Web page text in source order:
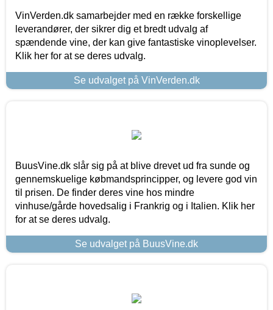
VinVerden.dk samarbejder med en række forskellige
leverandører, der sikrer dig et bredt udvalg af
spændende vine, der kan give fantastiske vinoplevelser.
Klik her for at se deres udvalg.
Se udvalget på VinVerden.dk
BuusVine.dk slår sig på at blive drevet ud fra sunde og
gennemskuelige købmandsprincipper, og levere god vin
til prisen. De finder deres vine hos mindre
vinhuse/gårde hovedsalig i Frankrig og i Italien. Klik her
for at se deres udvalg.
Se udvalget på BuusVine.dk